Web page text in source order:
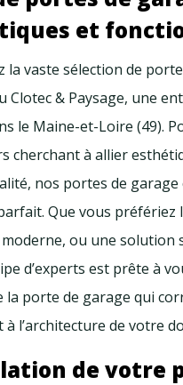
et
la vaste sélection de
Clotec & Paysage, une
le Maine-et-Loire (49).
cherchant à allier
nos portes de
Que vous préfériez
moderne, ou une solution
d’experts est prête à
la porte de garage qui
à l’architecture de votre
de votre